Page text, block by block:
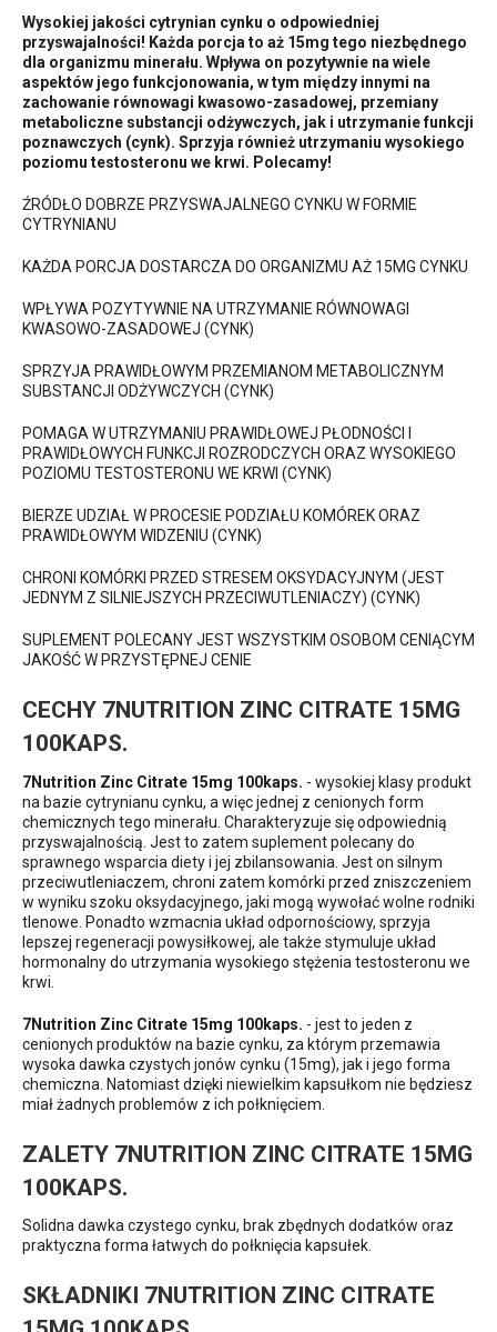
Wysokiej jakości cytrynian cynku o odpowiedniej
przyswajalności! Każda porcja to aż 15mg tego niezbędnego
dla organizmu minerału. Wpływa on pozytywnie na wiele
aspektów jego funkcjonowania, w tym między innymi na
zachowanie równowagi kwasowo-zasadowej, przemiany
metaboliczne substancji odżywczych, jak i utrzymanie funkcji
poznawczych (cynk). Sprzyja również utrzymaniu wysokiego
poziomu testosteronu we krwi. Polecamy!
ŹRÓDŁO DOBRZE PRZYSWAJALNEGO CYNKU W FORMIE
CYTRYNIANU
KAŻDA PORCJA DOSTARCZA DO ORGANIZMU AŻ 15MG CYNKU
WPŁYWA POZYTYWNIE NA UTRZYMANIE RÓWNOWAGI
KWASOWO-ZASADOWEJ (CYNK)
SPRZYJA PRAWIDŁOWYM PRZEMIANOM METABOLICZNYM
SUBSTANCJI ODŻYWCZYCH (CYNK)
POMAGA W UTRZYMANIU PRAWIDŁOWEJ PŁODNOŚCI I
PRAWIDŁOWYCH FUNKCJI ROZRODCZYCH ORAZ WYSOKIEGO
POZIOMU TESTOSTERONU WE KRWI (CYNK)
BIERZE UDZIAŁ W PROCESIE PODZIAŁU KOMÓREK ORAZ
PRAWIDŁOWYM WIDZENIU (CYNK)
CHRONI KOMÓRKI PRZED STRESEM OKSYDACYJNYM (JEST
JEDNYM Z SILNIEJSZYCH PRZECIWUTLENIACZY) (CYNK)
SUPLEMENT POLECANY JEST WSZYSTKIM OSOBOM CENIĄCYM
JAKOŚĆ W PRZYSTĘPNEJ CENIE
CECHY 7NUTRITION ZINC CITRATE 15MG
100KAPS.
7Nutrition Zinc Citrate 15mg 100kaps. - wysokiej klasy produkt
na bazie cytrynianu cynku, a więc jednej z cenionych form
chemicznych tego minerału. Charakteryzuje się odpowiednią
przyswajalnością. Jest to zatem suplement polecany do
sprawnego wsparcia diety i jej zbilansowania. Jest on silnym
przeciwutleniaczem, chroni zatem komórki przed zniszczeniem
w wyniku szoku oksydacyjnego, jaki mogą wywołać wolne rodniki
tlenowe. Ponadto wzmacnia układ odpornościowy, sprzyja
lepszej regeneracji powysiłkowej, ale także stymuluje układ
hormonalny do utrzymania wysokiego stężenia testosteronu we
krwi.
7Nutrition Zinc Citrate 15mg 100kaps. - jest to jeden z
cenionych produktów na bazie cynku, za którym przemawia
wysoka dawka czystych jonów cynku (15mg), jak i jego forma
chemiczna. Natomiast dzięki niewielkim kapsułkom nie będziesz
miał żadnych problemów z ich połknięciem.
ZALETY 7NUTRITION ZINC CITRATE 15MG
100KAPS.
Solidna dawka czystego cynku, brak zbędnych dodatków oraz
praktyczna forma łatwych do połknięcia kapsułek.
SKŁADNIKI 7NUTRITION ZINC CITRATE